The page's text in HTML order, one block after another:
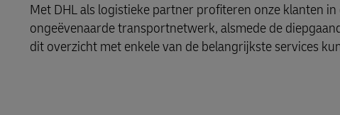
Met DHL als logistieke partner profiteren onze klanten
ongeëvenaarde transportnetwerk, alsmede de
dit overzicht met enkele van de belangrijkste services